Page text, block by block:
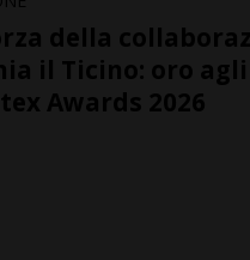
della
il Ticino: oro agli
Awards 2026